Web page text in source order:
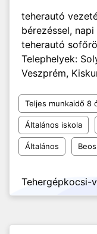
teherautó
bérezéssel,
teherautó
Telephelyek:
Veszprém,
Teljes munkaidő 8
Általános iskola
Általános
Tehergépkocsi-